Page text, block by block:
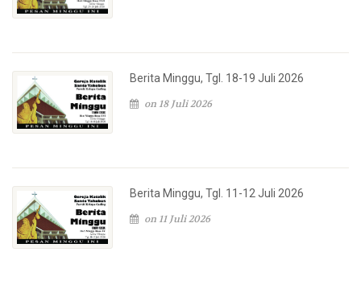
Berita Minggu, Tgl. 18-19 Juli 2026
on 18 Juli 2026
Berita Minggu, Tgl. 11-12 Juli 2026
on 11 Juli 2026